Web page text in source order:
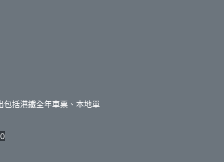
包括港鐵全年車票、本地單